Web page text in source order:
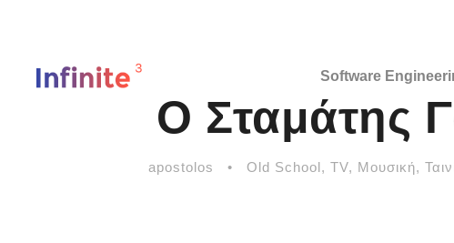
Software
Ο Σταμάτης
apostolos • Old School, TV, Μουσική,